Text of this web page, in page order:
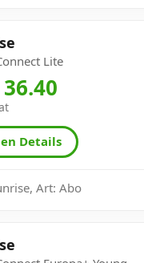
Lite
Details
Art: Abo